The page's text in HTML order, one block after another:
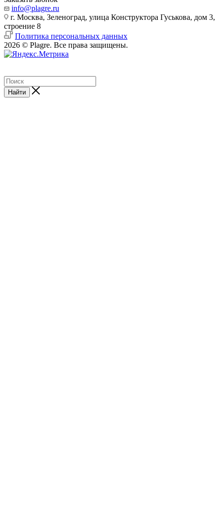
info@plagre.ru
г. Москва, Зеленоград, улица Конструктора Гуськова, дом 3,
строение 8
Политика персональных данных
2026 © Plagre. Все права защищены.
Найти